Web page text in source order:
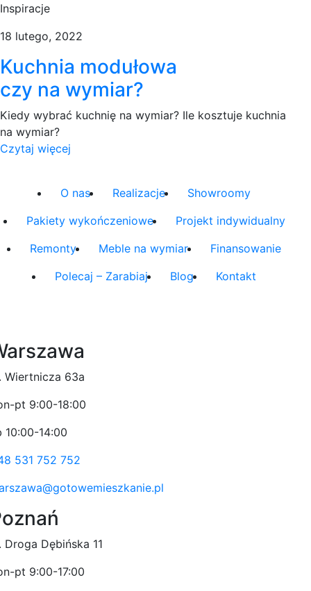
Inspiracje
18 lutego, 2022
Kuchnia modułowa
czy na wymiar?
Kiedy wybrać kuchnię na wymiar? Ile kosztuje kuchnia
na wymiar?
Czytaj więcej
O nas Realizacje
Showroomy
Pakiety wykończeniowe
Projekt indywidualny
Remonty
Meble na wymiar
Finansowanie
Polecaj – Zarabiaj
Blog Kontakt
Wiertnicza 63a
pt 9:00-18:00
10:00-14:00
531 752 752
Droga Dębińska 11
pt 9:00-17:00